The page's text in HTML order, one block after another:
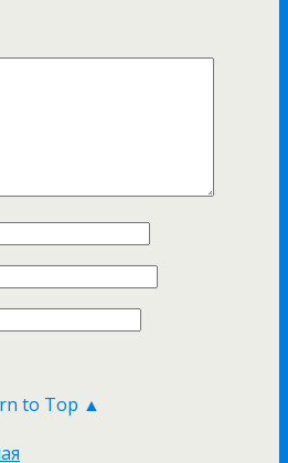
to Top ▲